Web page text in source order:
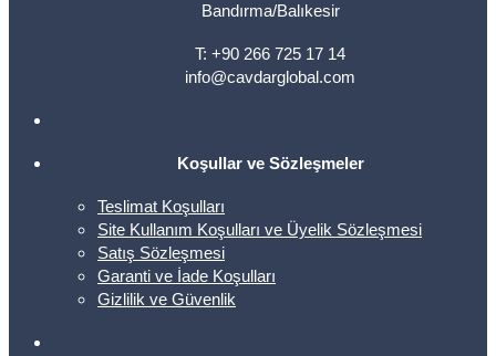
Bandırma/Balıkesir
T: +90 266 725 17 14
info@cavdarglobal.com
Koşullar ve Sözleşmeler
Teslimat Koşulları
Site Kullanım Koşulları ve Üyelik Sözleşmesi
Satış Sözleşmesi
Garanti ve İade Koşulları
Gizlilik ve Güvenlik